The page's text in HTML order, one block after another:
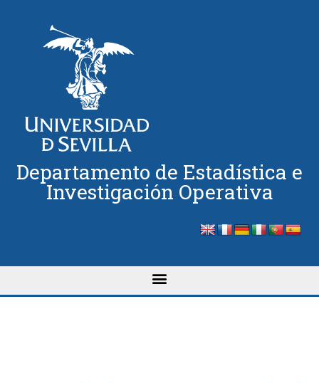
Departamento de Estadística e
Investigación Operativa